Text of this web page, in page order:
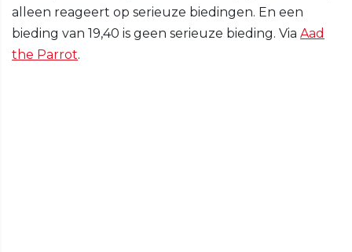
alleen reageert op serieuze biedingen. En een
bieding van 19,40 is geen serieuze bieding. Via Aad
the Parrot.